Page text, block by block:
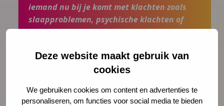
Deze website maakt gebruik van
cookies
We gebruiken cookies om content en advertenties te
personaliseren, om functies voor social media te bieden
iemand nu bij je komt met klachten zoals
slaapproblemen, psychische klachten of
verzuim, of dat iemand bij je komt zonder
Dus bij Volksgezondheid Gemeente Utrecht